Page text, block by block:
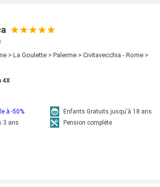
> La Goulette > Palerme > Civitavecchia - Rome >
4X
à -50%
Enfants Gratuits jusqu'à 18 ans
3 ans
Pension complète